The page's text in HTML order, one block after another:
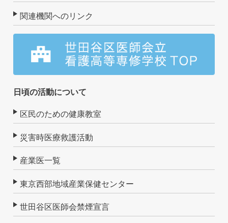
関連機関へのリンク
日頃の活動について
区民のための健康教室
災害時医療救護活動
産業医一覧
東京西部地域産業保健センター
世田谷区医師会禁煙宣言